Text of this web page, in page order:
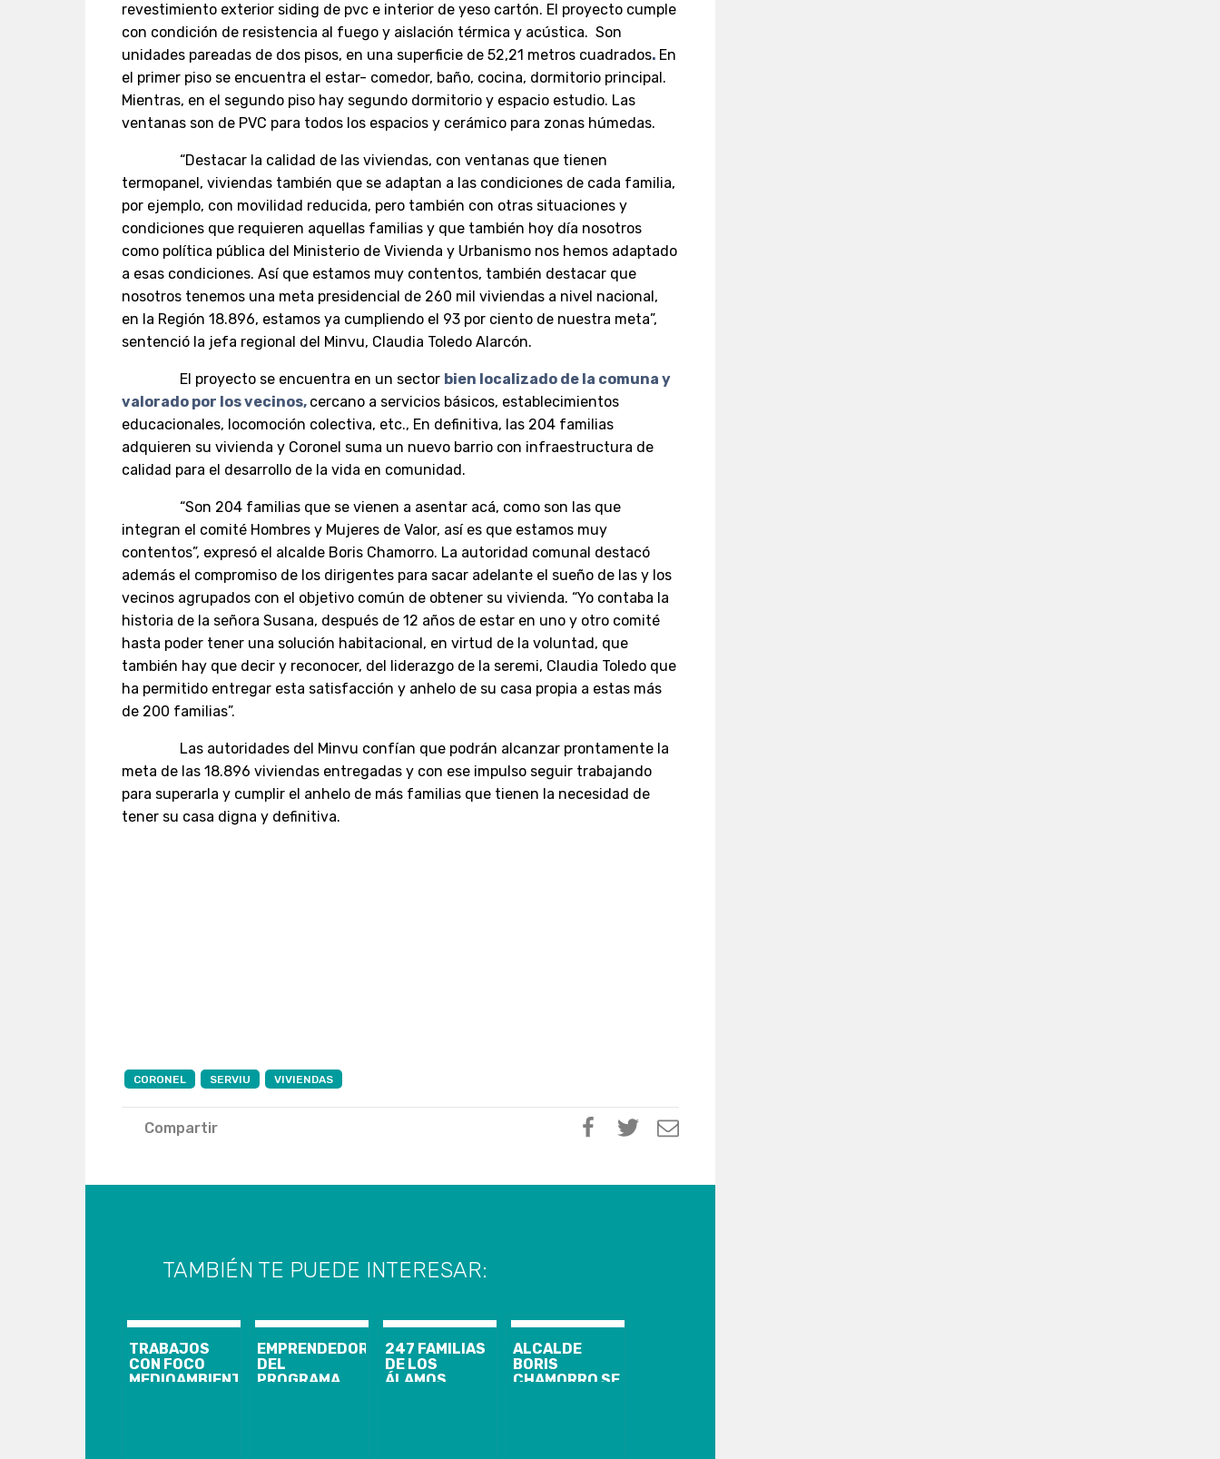
revestimiento exterior siding de pvc e interior de yeso cartón. El proyecto cumple
con condición de resistencia al fuego y aislación térmica y acústica. Son
unidades pareadas de dos pisos, en una superficie de 52,21 metros cuadrados. En
el primer piso se encuentra el estar- comedor, baño, cocina, dormitorio principal.
Mientras, en el segundo piso hay segundo dormitorio y espacio estudio. Las
ventanas son de PVC para todos los espacios y cerámico para zonas húmedas.
“Destacar la calidad de las viviendas, con ventanas que tienen
termopanel, viviendas también que se adaptan a las condiciones de cada familia,
por ejemplo, con movilidad reducida, pero también con otras situaciones y
condiciones que requieren aquellas familias y que también hoy día nosotros
como política pública del Ministerio de Vivienda y Urbanismo nos hemos adaptado
a esas condiciones. Así que estamos muy contentos, también destacar que
nosotros tenemos una meta presidencial de 260 mil viviendas a nivel nacional,
en la Región 18.896, estamos ya cumpliendo el 93 por ciento de nuestra meta”,
sentenció la jefa regional del Minvu, Claudia Toledo Alarcón.
El proyecto se encuentra en un sector bien localizado de la comuna y
valorado por los vecinos, cercano a servicios básicos, establecimientos
educacionales, locomoción colectiva, etc., En definitiva, las 204 familias
adquieren su vivienda y Coronel suma un nuevo barrio con infraestructura de
calidad para el desarrollo de la vida en comunidad.
“Son 204 familias que se vienen a asentar acá, como son las que
integran el comité Hombres y Mujeres de Valor, así es que estamos muy
contentos”, expresó el alcalde Boris Chamorro. La autoridad comunal destacó
además el compromiso de los dirigentes para sacar adelante el sueño de las y los
vecinos agrupados con el objetivo común de obtener su vivienda. “Yo contaba la
historia de la señora Susana, después de 12 años de estar en uno y otro comité
hasta poder tener una solución habitacional, en virtud de la voluntad, que
también hay que decir y reconocer, del liderazgo de la seremi, Claudia Toledo que
ha permitido entregar esta satisfacción y anhelo de su casa propia a estas más
de 200 familias”.
Las autoridades del Minvu confían que podrán alcanzar prontamente la
meta de las 18.896 viviendas entregadas y con ese impulso seguir trabajando
para superarla y cumplir el anhelo de más familias que tienen la necesidad de
tener su casa digna y definitiva.
CORONEL SERVIU VIVIENDAS
Compartir
TAMBIÉN TE PUEDE INTERESAR:
TRABAJOS
CON FOCO
MEDIOAMBIENTAL
EMPRENDEDORAS
DEL
PROGRAMA
247 FAMILIAS
DE LOS
ÁLAMOS
ALCALDE
BORIS
CHAMORRO SE